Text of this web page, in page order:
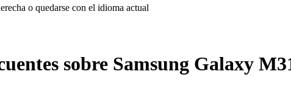
o quedarse con el idioma actual
sobre Samsung Galaxy